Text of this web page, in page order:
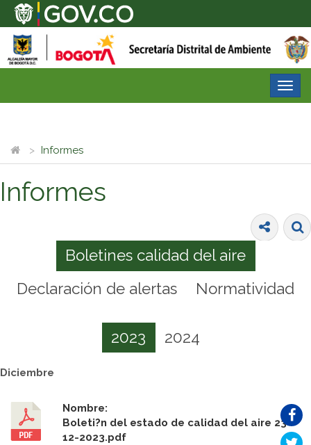
Informes
Informes
Boletines calidad del aire
Declaración de alertas
Normatividad
2023 2024
Diciembre
Nombre:
Boleti?n del estado de calidad del aire 23-
12-2023.pdf